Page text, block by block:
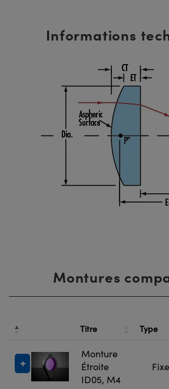
Informations
Montures
Titre Type
Monture
Étroite
ID05, M4